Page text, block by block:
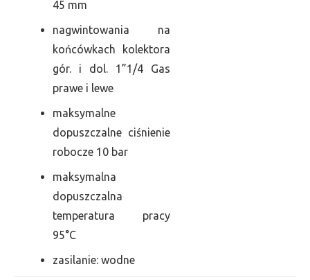
45 mm
nagwintowania na
końcówkach kolektora
gór. i dol. 1”1/4 Gas
prawe i lewe
maksymalne
dopuszczalne ciśnienie
robocze 10 bar
maksymalna
dopuszczalna
temperatura pracy
95°C
zasilanie: wodne